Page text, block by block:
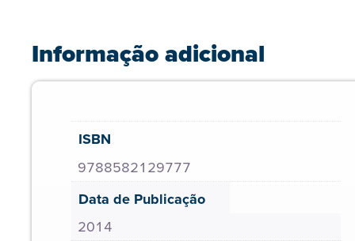
Informação adicional
ISBN
9788582129777
Data de Publicação
2014